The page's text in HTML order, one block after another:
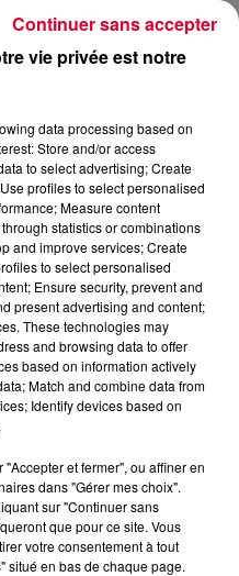
PARALYMPIQUES,
Jean-Baptiste BLANDIN
vie privée est notre
data processing based on
Store and/or access
to select advertising; Create
profiles to select personalised
Measure content
statistics or combinations
and improve services; Create
to select personalised
Ensure security, prevent and
present advertising and content;
These technologies may
and browsing data to offer
based on information actively
Match and combine data from
Identify devices based on
et fermer", ou affiner en
dans "Gérer mes choix".
sur "Continuer sans
que pour ce site. Vous
votre consentement à tout
situé en bas de chaque page.
Continuer sans accepter